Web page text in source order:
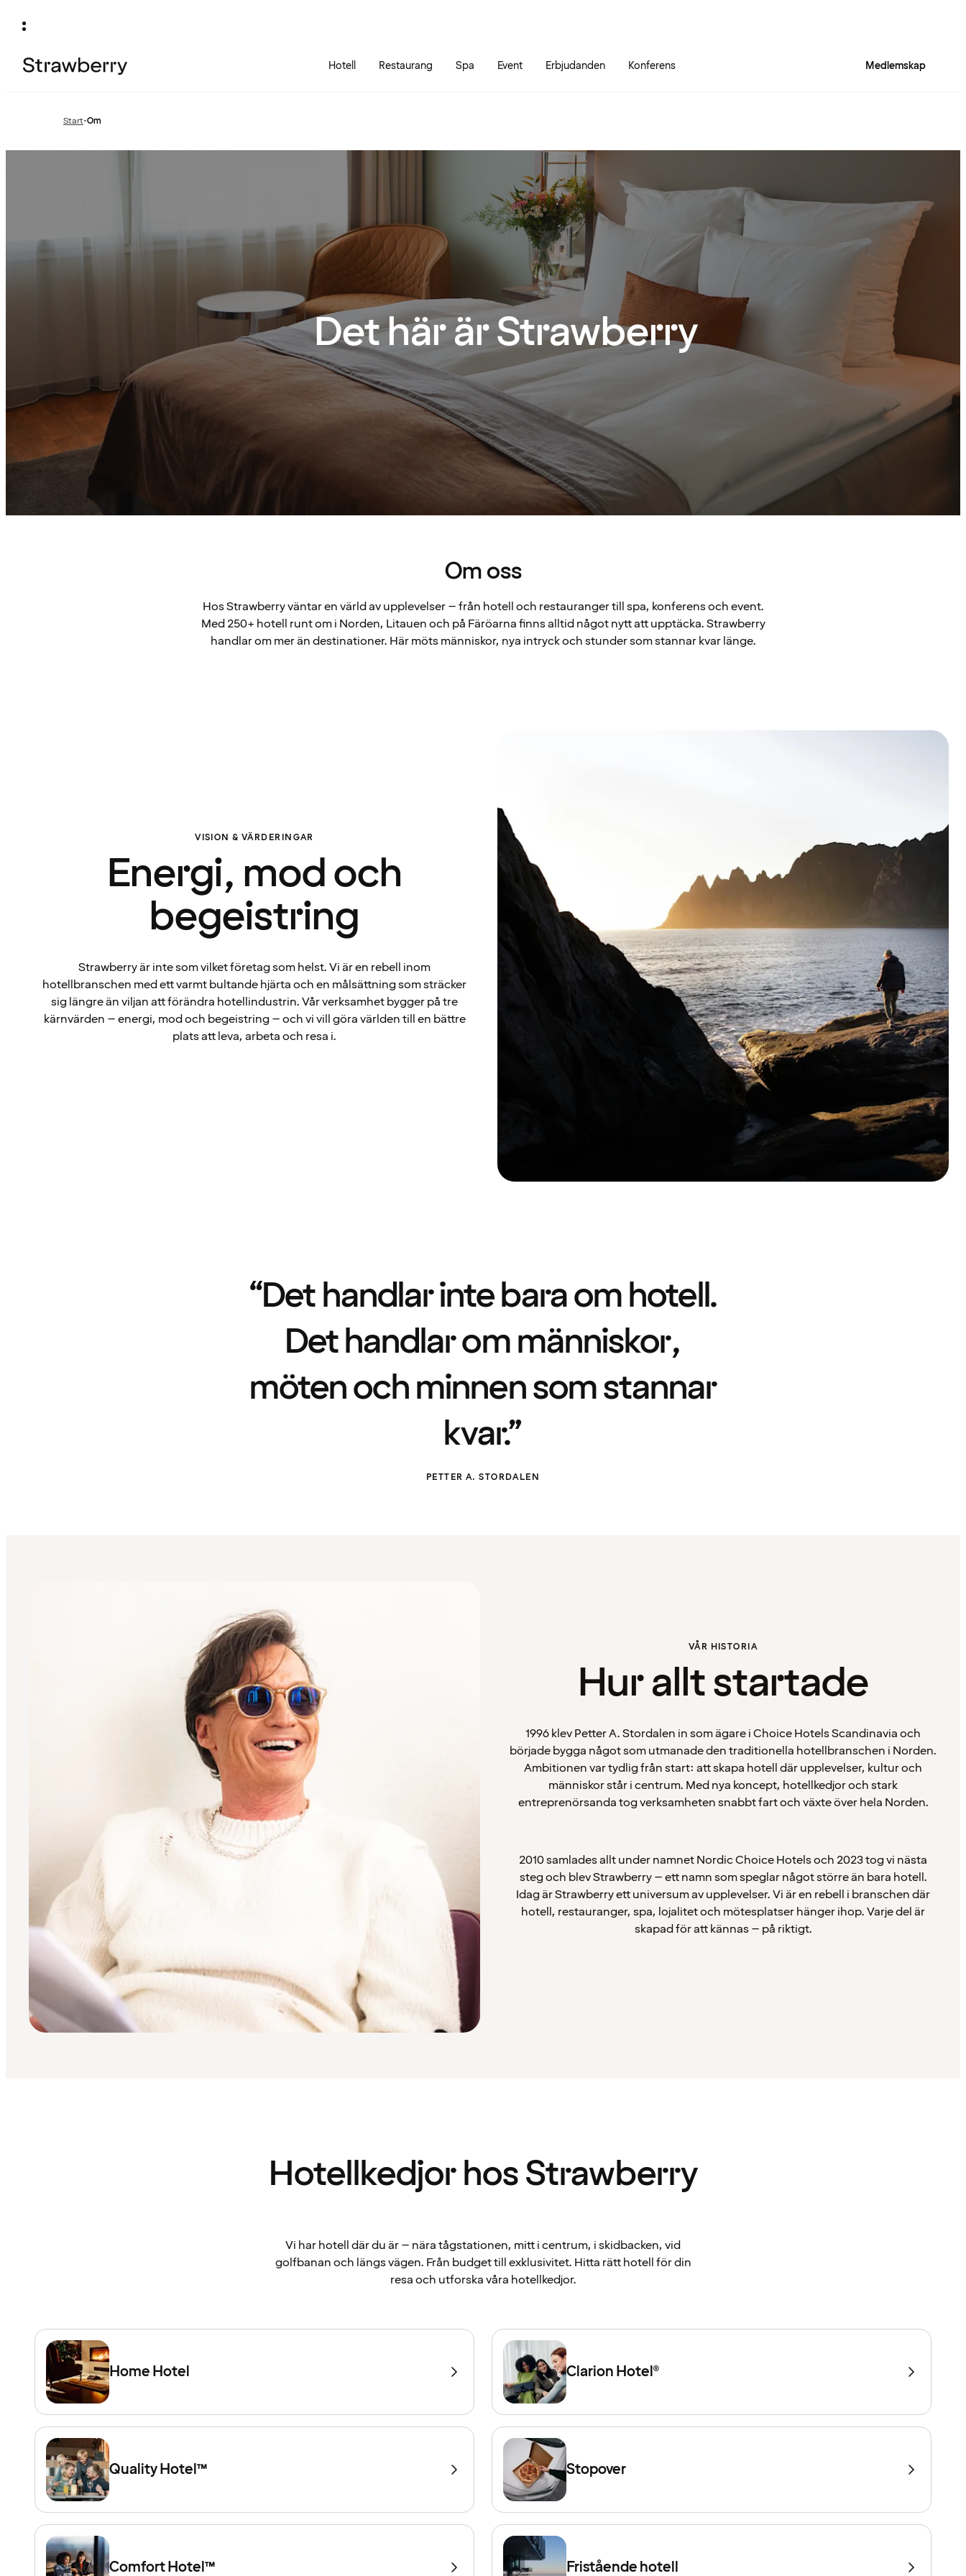
Hotell Restaurang Spa Event Erbjudanden Konferens Medlemskap
Start•Om
Det här är Strawberry
Om oss
Hos Strawberry väntar en värld av upplevelser – från hotell och restauranger till spa, konferens och event.
Med 250+ hotell runt om i Norden, Litauen och på Färöarna finns alltid något nytt att upptäcka. Strawberry
handlar om mer än destinationer. Här möts människor, nya intryck och stunder som stannar kvar länge.
VISION & VÄRDERINGAR
Energi, mod och
begeistring
Strawberry är inte som vilket företag som helst. Vi är en rebell inom
hotellbranschen med ett varmt bultande hjärta och en målsättning som sträcker
sig längre än viljan att förändra hotellindustrin. Vår verksamhet bygger på tre
kärnvärden – energi, mod och begeistring – och vi vill göra världen till en bättre
plats att leva, arbeta och resa i.
“Det handlar inte bara om hotell.
Det handlar om människor,
möten och minnen som stannar
kvar.”
PETTER A. STORDALEN
VÅR HISTORIA
Hur allt startade
1996 klev Petter A. Stordalen in som ägare i Choice Hotels Scandinavia och
började bygga något som utmanade den traditionella hotellbranschen i Norden.
Ambitionen var tydlig från start: att skapa hotell där upplevelser, kultur och
människor står i centrum. Med nya koncept, hotellkedjor och stark
entreprenörsanda tog verksamheten snabbt fart och växte över hela Norden.
2010 samlades allt under namnet Nordic Choice Hotels och 2023 tog vi nästa
steg och blev Strawberry – ett namn som speglar något större än bara hotell.
Idag är Strawberry ett universum av upplevelser. Vi är en rebell i branschen där
hotell, restauranger, spa, lojalitet och mötesplatser hänger ihop. Varje del är
skapad för att kännas – på riktigt.
Hotellkedjor hos Strawberry
Vi har hotell där du är – nära tågstationen, mitt i centrum, i skidbacken, vid
golfbanan och längs vägen. Från budget till exklusivitet. Hitta rätt hotell för din
resa och utforska våra hotellkedjor.
Home Hotel Clarion Hotel®
Quality Hotel™ Stopover
Comfort Hotel™ Fristående hotell